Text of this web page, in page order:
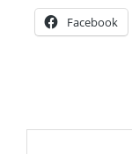
Facebook